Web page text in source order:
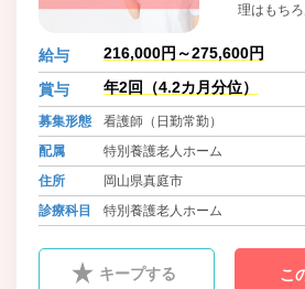
理はもち
なサポート
とした吹
っており、
で楽しい
ておりま
を暮らす
す。
給与 216,000円～275,600円
賞与 年2回（4.2カ月分位）
募集形態
看護師（日勤常勤）
配属
特別養護老人ホーム
住所
岡山県真庭市
診療科目
特別養護老人ホーム
キープする こ